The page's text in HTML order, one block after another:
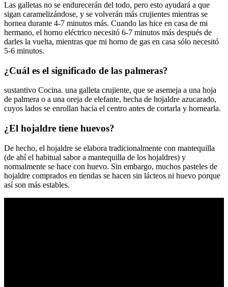
Las galletas no se endurecerán del todo, pero esto ayudará a que
sigan caramelizándose, y se volverán más crujientes mientras se
hornea durante 4-7 minutos más. Cuando las hice en casa de mi
hermano, el horno eléctrico necesitó 6-7 minutos más después de
darles la vuelta, mientras que mi horno de gas en casa sólo necesitó
5-6 minutos.
¿Cuál es el significado de las palmeras?
sustantivo Cocina. una galleta crujiente, que se asemeja a una hoja
de palmera o a una oreja de elefante, hecha de hojaldre azucarado,
cuyos lados se enrollan hacia el centro antes de cortarla y hornearla.
¿El hojaldre tiene huevos?
De hecho, el hojaldre se elabora tradicionalmente con mantequilla
(de ahí el habitual sabor a mantequilla de los hojaldres) y
normalmente se hace con huevo. Sin embargo, muchos pasteles de
hojaldre comprados en tiendas se hacen sin lácteos ni huevo porque
así son más estables.